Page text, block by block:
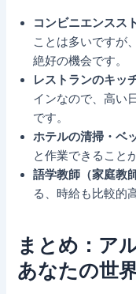
コンビニエンスス
ことは多いですが
絶好の機会です。
レストランのキッ
インなので、高い
です。
ホテルの清掃・ベ
と作業できること
語学教師（家庭教
る、時給も比較的
まとめ：ア
あなたの世